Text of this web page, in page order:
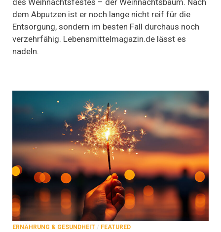
Abputzen,
sondern
zum
Verputzen:
dem Abputzen ist er noch lange nicht reif für die
Entsorgung, sondern im besten Fall durchaus noch
verzehrfähig. Lebensmittelmagazin.de lässt es
nadeln.
ERNÄHRUNG & GESUNDHEIT / FEATURED